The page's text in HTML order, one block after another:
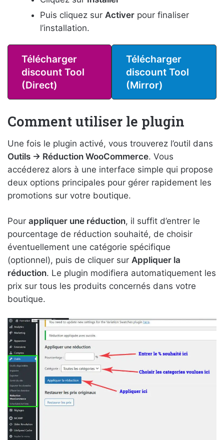
Puis cliquez sur Activer pour finaliser
l’installation.
Télécharger
discountTool
(Direct)
Télécharger
discount Tool
(Mirror)
Comment utiliser le plugin
Une fois le plugin activé, vous trouverez l’outil dans
Outils → Réduction WooCommerce. Vous
accéderez alors à une interface simple qui propose
deux options principales pour gérer rapidement les
promotions sur votre boutique.
Pour appliquer une réduction, il suffit d’entrer le
pourcentage de réduction souhaité, de choisir
éventuellement une catégorie spécifique
(optionnel), puis de cliquer sur Appliquer la
réduction. Le plugin modifiera automatiquement les
prix sur tous les produits concernés dans votre
boutique.